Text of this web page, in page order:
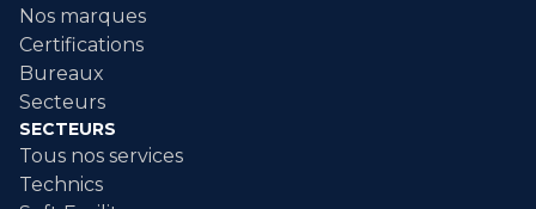
Nos marques
Certifications
Bureaux
Secteurs
SECTEURS
Tous nos services
Technics